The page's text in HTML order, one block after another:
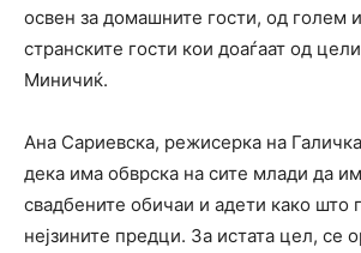
освен за домашните гости, од голем
странските гости кои доаѓаат од
Миничиќ.
Ана Сариевска, режисерка на
дека има обврска на сите млади да
свадбените обичаи и адети како што
нејзините предци. За истата цел, се